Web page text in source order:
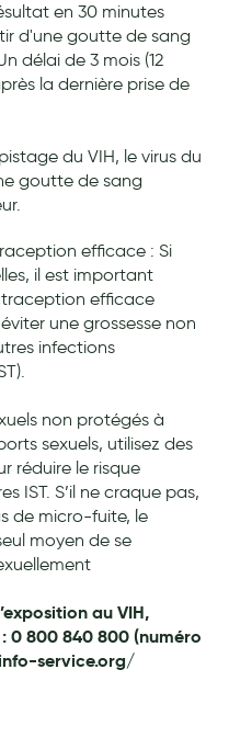
en 30 minutes
d'une goutte de sang
délai de 3 mois (12
la dernière prise de
du VIH, le virus du
goutte de sang
efficace : Si
il est important
efficace
une grossesse non
infections
non protégés à
sexuels, utilisez des
réduire le risque
IST. S’il ne craque pas,
de micro-fuite, le
moyen de se
au VIH,
0 800 840 800 (numéro
service.org/